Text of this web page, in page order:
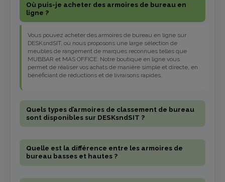
Où puis-je acheter des armoires de bureau en
ligne ?
Vous pouvez acheter des armoires de bureau en ligne sur
DESKsndSIT, où nous proposons une large sélection de
meubles de rangement de marques reconnues telles que
MUBBAR et MAS OFFICE. Notre boutique en ligne vous
permet de réaliser vos achats de manière simple et directe, en
bénéficiant de réductions et de livraisons rapides.
Quels types d’armoires de classement de bureau
sont disponibles sur DESKsndSIT ?
Quelle est la différence entre les armoires de
bureau basses et hautes ?